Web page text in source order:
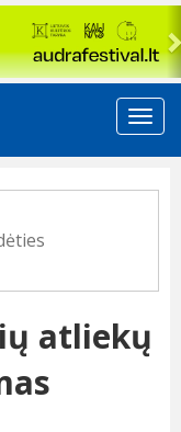
atliekų